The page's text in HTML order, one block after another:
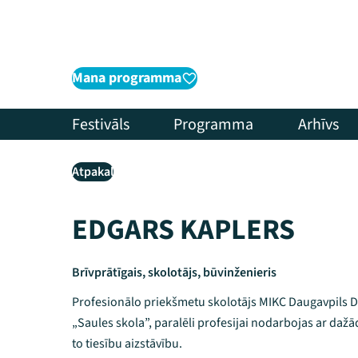
Mana programma
Festivāls Programma Arhīvs
Atpakaļ
EDGARS KAPLERS
Brīvprātīgais, skolotājs, būvinženieris
Profesionālo priekšmetu skolotājs MIKC Daugavpils
„Saules skola”, paralēli profesijai nodarbojas ar
to tiesību aizstāvību.